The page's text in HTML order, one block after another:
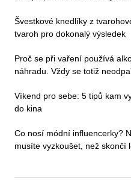
Švestkové knedlíky z
tvaroh pro dokonalý výsledek
Proč se při vaření používá
náhradu. Vždy se totiž
Víkend pro sebe: 5 tipů kam
do kina
Co nosí módní influencerky?
musíte vyzkoušet, než skončí